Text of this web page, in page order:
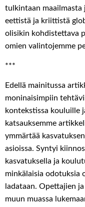
tulkintaan maailmasta
eettistä ja kriittistä
olisikin kohdistettava
omien valintojemme
***
Edellä mainitussa
moninaisimpiin
kontekstissa kouluille
katsauksemme
ymmärtää
asioissa. Syntyi
kasvatuksella ja
minkälaisia odotuksia
ladataan. Opettajien
muun muassa